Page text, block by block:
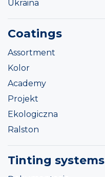
Ukraina
Coatings
Assortment
Kolor
Academy
Projekt
Ekologiczna
Ralston
Tinting systems